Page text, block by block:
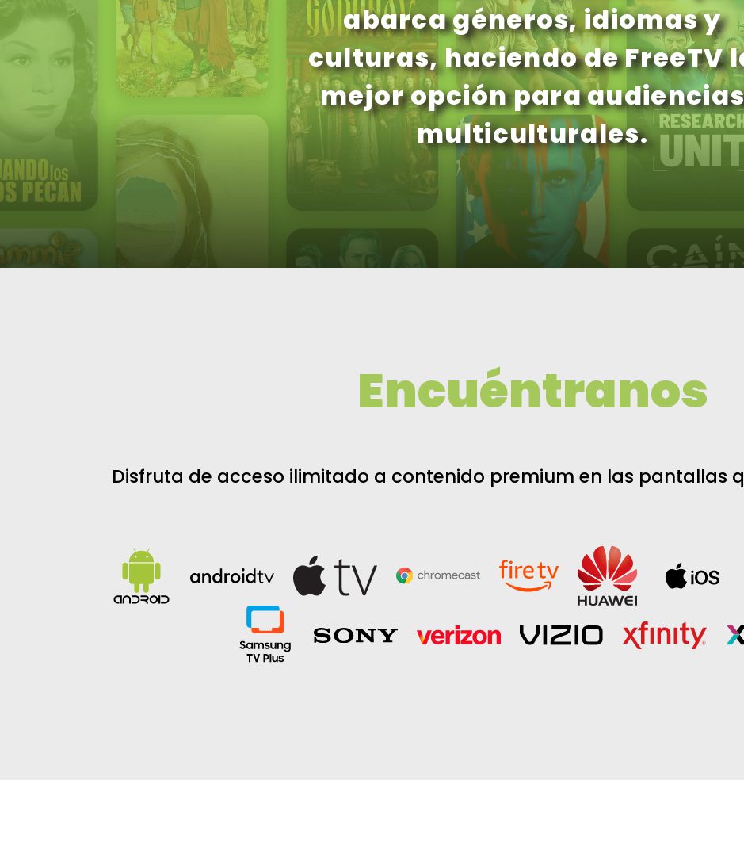
abarca géneros, idiomas y
culturas, haciendo de FreeTV
mejor opción para
multiculturales.
Encuéntranos
Disfruta de acceso ilimitado a contenido premium en las pantallas